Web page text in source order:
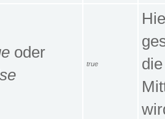
oder
true